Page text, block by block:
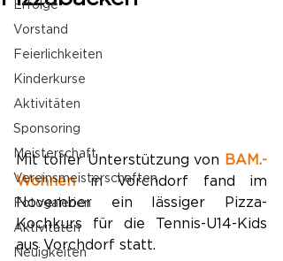
Erfolge
Vorstand
Feierlichkeiten
Kinderkurse
Aktivitäten
Sponsoring
Meisterschaft
Vereinsmeisterschaften
Fotogalerien
Aktivitäten
Neuigkeiten
Mit toller Unterstützung von
BAM.-
Wohnen in Vorchdorf fand im
November ein lässiger Pizza-
Kochkurs für die Tennis-U14-Kids
aus Vorchdorf statt.